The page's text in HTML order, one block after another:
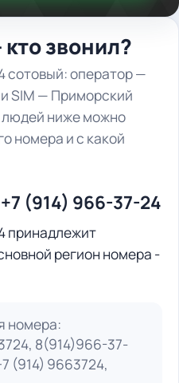
звонил?
сотовый: оператор —
SIM — Приморский
людей ниже можно
номера и с какой
(914) 966-37-24
принадлежит
регион номера -
номера:
8(914)966-37-
(914) 9663724,